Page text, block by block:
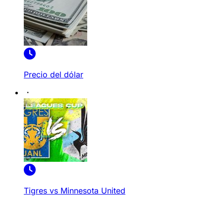
Precio del dólar
Tigres vs Minnesota United